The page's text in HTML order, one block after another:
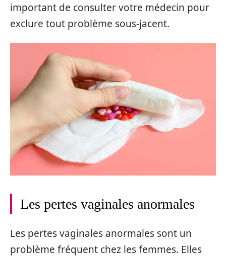
important de consulter votre médecin pour
exclure tout problème sous-jacent.
Les pertes vaginales anormales
Les pertes vaginales anormales sont un
problème fréquent chez les femmes. Elles